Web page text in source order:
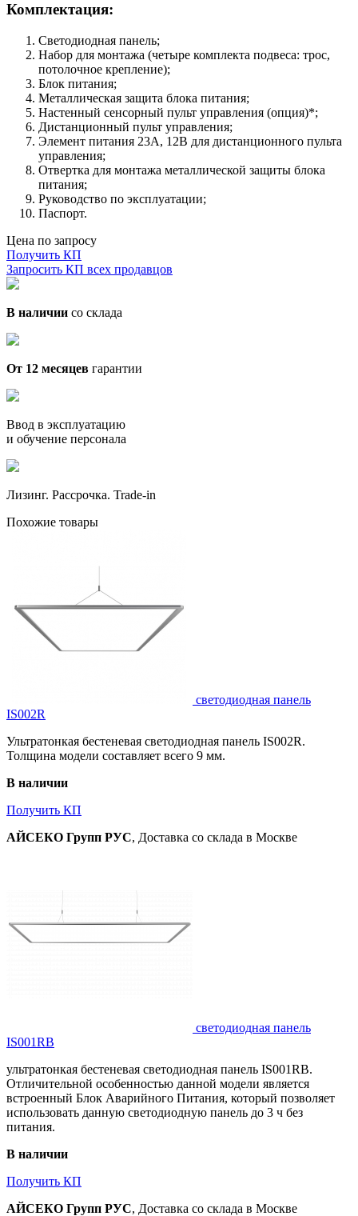
Комплектация:
Светодиодная панель;
Набор для монтажа (четыре комплекта подвеса: трос,
потолочное крепление);
Блок питания;
Металлическая защита блока питания;
Настенный сенсорный пульт управления (опция)*;
Дистанционный пульт управления;
Элемент питания 23А, 12В для дистанционного пульта
управления;
Отвертка для монтажа металлической защиты блока
питания;
Руководство по эксплуатации;
Паспорт.
Цена по запросу
Получить КП
Запросить КП всех продавцов
В наличии со склада
От 12 месяцев гарантии
Ввод в эксплуатацию
и обучение персонала
Лизинг. Рассрочка. Trade-in
Похожие товары
светодиодная панель
IS002R
Ультратонкая бестеневая светодиодная панель IS002R.
Толщина модели составляет всего 9 мм.
В наличии
Получить КП
АЙСЕКО Групп РУС, Доставка со склада в Москве
светодиодная панель
IS001RB
ультратонкая бестеневая светодиодная панель IS001RB.
Отличительной особенностью данной модели является
встроенный Блок Аварийного Питания, который позволяет
использовать данную светодиодную панель до 3 ч без
питания.
В наличии
Получить КП
АЙСЕКО Групп РУС, Доставка со склада в Москве